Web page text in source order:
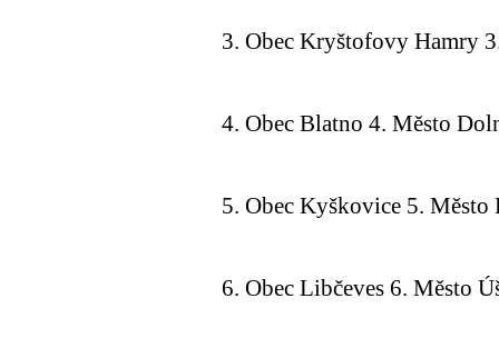
3. Obec Kryštofovy Hamry
4. Obec Blatno 4. Město
5. Obec Kyškovice 5.
6. Obec Libčeves 6. Město